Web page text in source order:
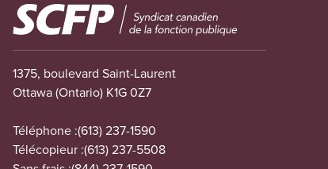
Image
1375, boulevard Saint-Laurent
Ottawa (Ontario) K1G 0Z7
Téléphone :(613) 237-1590
Télécopieur :(613) 237-5508